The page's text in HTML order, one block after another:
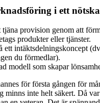
i ett
tjäna provision genom att
produkter eller tjänster.
ett intäktsdelningskoncept
du förmedlar).
modell som skapar
för första gången för
minns inte helt säkert. Då